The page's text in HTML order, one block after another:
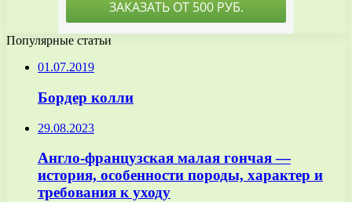
Популярные статьи
01.07.2019
Бордер колли
29.08.2023
Англо-французская малая гончая —
история, особенности породы, характер и
требования к уходу